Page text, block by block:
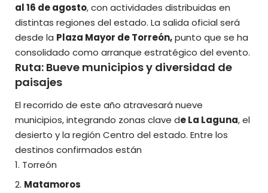
al 16 de agosto, con actividades distribuidas en
distintas regiones del estado. La salida oficial será
desde la Plaza Mayor de Torreón,punto que se ha
consolidado como arranque estratégico del evento.
Ruta: Bueve municipios y diversidad de
paisajes
El recorrido de este año atravesará nueve
municipios, integrando zonas clave de La Laguna, el
desierto y la región Centro del estado. Entre los
destinos confirmados están
Torreón
Matamoros